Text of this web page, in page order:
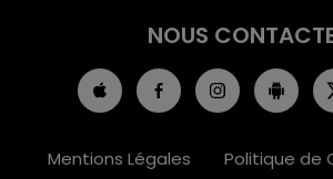
NOUS
Mentions Légales Politique de